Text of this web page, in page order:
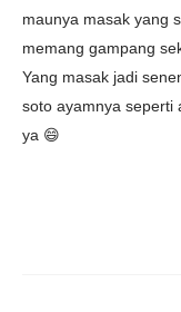
maunya masak yang
memang gampang
Yang masak jadi
soto ayamnya seperti
ya 😄